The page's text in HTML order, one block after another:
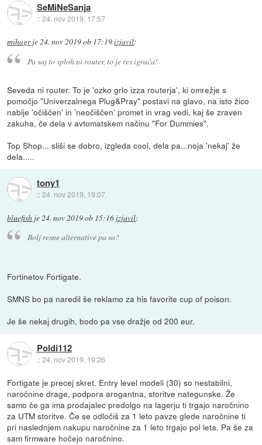
SeMiNeSanja
::24. nov 2019, 17:57
mihagrje24. nov 2019 ob 17:19izjavil:
Pa saj to sploh ni router, to je res igrača!
Seveda ni router. To je 'ozko grlo izza routerja', ki omrežje s
pomočjo "Univerzalnega Plug&Pray" postavi na glavo, na isto žico
nabije 'očiščen' in 'neočiščen' promet in vrag vedi, kaj še zraven
zakuha, če dela v avtomatskem načinu "For Dummies".
Top Shop... sliši se dobro, izgleda cool, dela pa...noja 'nekaj' že
dela.....
tony1
::24. nov 2019, 19:07
bluefish je24. nov 2019 ob 15:16izjavil:
Bolj resne alternative pa so?
Fortinetov Fortigate.
SMNS bo pa naredil še reklamo za his favorite cup of poison.
Je še nekaj drugih, bodo pa vse dražje od 200 eur.
Poldi112
::24. nov 2019, 19:26
Fortigate je precej skret. Entry level modeli (30) so nestabilni,
naročnine drage, podpora arogantna, storitve nategunske. Že
samo če ga ima prodajalec predolgo na lagerju ti trgajo naročnino
za UTM storitve. Če se odločiš za 1 leto pavze glede naročnine ti
pri naslednjem nakupu naročnine za 1 leto trgajo pol leta. Pa še za
sam firmware hočejo naročnino.